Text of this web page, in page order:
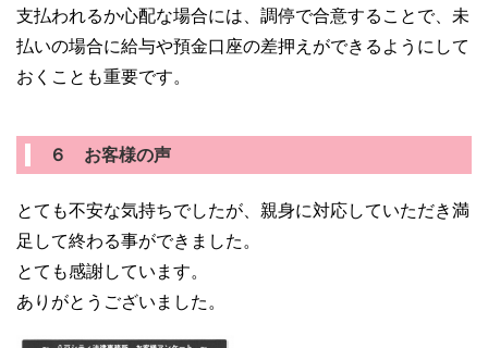
支払われるか心配な場合には、調停で合意することで、未
払いの場合に給与や預金口座の差押えができるようにして
おくことも重要です。
６ お客様の声
とても不安な気持ちでしたが、親身に対応していただき満
足して終わる事ができました。
とても感謝しています。
ありがとうございました。